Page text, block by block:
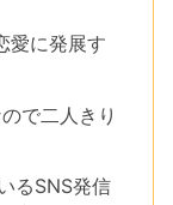
愛に発展す
で二人きり
るSNS発信